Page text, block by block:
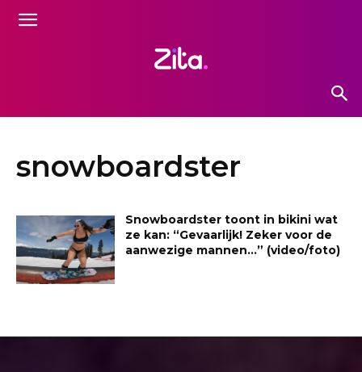
snowboardster
Snowboardster toont in bikini wat
ze kan: “Gevaarlijk! Zeker voor de
aanwezige mannen…” (video/foto)